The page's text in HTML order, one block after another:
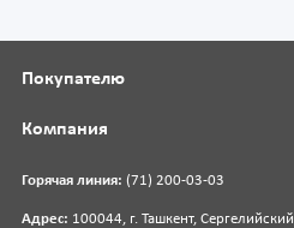
Горячая линия: (71) 200-03-03
Адрес: 100044, г. Ташкент, Сергелийский
Покупателю
Компания